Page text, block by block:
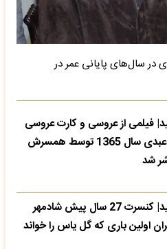
در سال‌های پایانی عمر در
فیلمی از عروسی و کارت عروسی
اکبر عبدی سال 1365 توسط همسرش
شد
ببینید| کنسرت 27 سال پیش شادمهر
اولین باری که گل یاس را خواند